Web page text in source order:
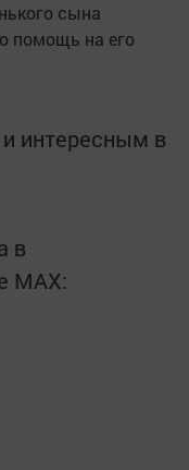
сына
помощь на его
интересным в
в
MАХ: